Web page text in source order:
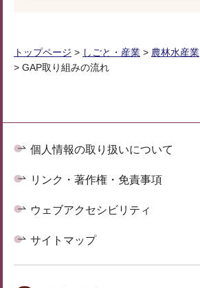
トップページ > しごと・産業 > 農林水産業
> GAP取り組みの流れ
個人情報の取り扱いについて
リンク・著作権・免責事項
ウェブアクセシビリティ
サイトマップ